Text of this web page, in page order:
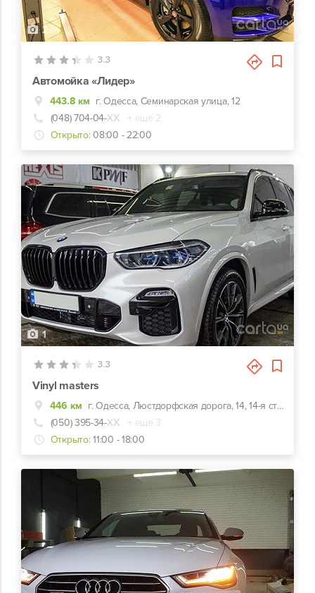
2
3.3
Автомойка «Лидер»‎
443.8 км г. Одесса, Семинарская улица, 12
(048) 704-04-ХХ
+ еще 2
Открыто: 08:00 - 22:00
1
3.3
Vinyl masters
446 км
г. Одесса, Люстдорфская дорога, 14, 14-я станция Люстдорфской дороги, остановка Арсенал
(050) 395-34-ХХ
+ еще 3
Открыто: 11:00 - 18:00